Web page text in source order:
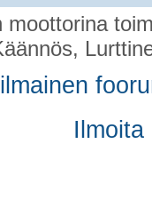
moottorina
ilmainen